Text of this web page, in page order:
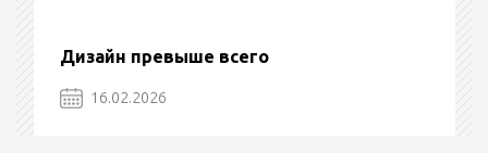
Дизайн превыше всего
16.02.2026